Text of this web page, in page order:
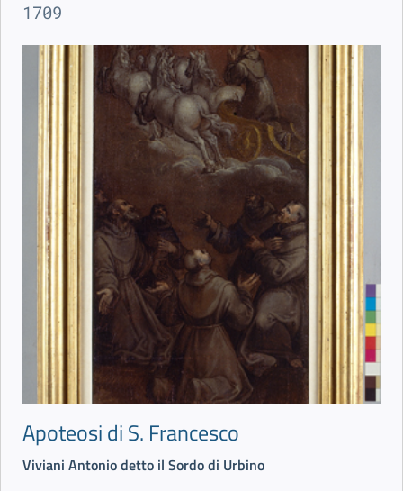
1709
Apoteosi di S. Francesco
Viviani Antonio detto il Sordo di Urbino